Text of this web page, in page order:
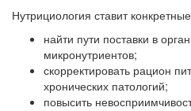
Нутрициология ставит
найти пути поставки в
микронутриентов;
скорректировать рацион
хронических патологий;
повысить